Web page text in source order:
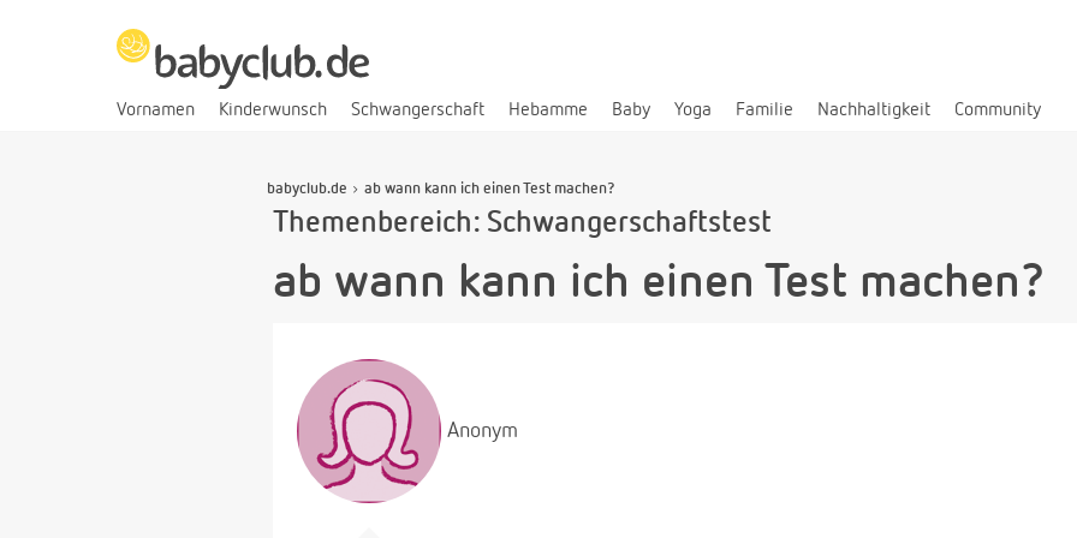
Vornamen Kinderwunsch Schwangerschaft Hebamme Baby Yoga Familie Nachhaltigkeit Community
babyclub.de ab wann kann ich einen Test machen?
Themenbereich: Schwangerschaftstest
ab wann kann ich einen Test machen?
Anonym